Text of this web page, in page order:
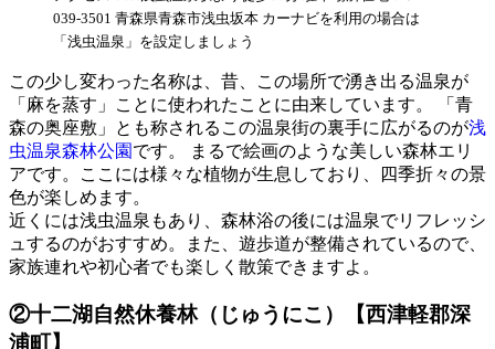
039-3501 青森県青森市浅虫坂本 カーナビを利用の場合は
「浅虫温泉」を設定しましょう
この少し変わった名称は、昔、この場所で湧き出る温泉が
「麻を蒸す」ことに使われたことに由来しています。 「青
森の奥座敷」とも称されるこの温泉街の裏手に広がるのが浅
虫温泉森林公園 です。 まるで絵画のような美しい森林エリ
アです。ここには様々な植物が生息しており、四季折々の景
色が楽しめます。
近くには浅虫温泉もあり、森林浴の後には温泉でリフレッシ
ュするのがおすすめ。また、遊歩道が整備されているので、
家族連れや初心者でも楽しく散策できますよ。
②十二湖自然休養林（じゅうにこ）【西津軽郡深
浦町】